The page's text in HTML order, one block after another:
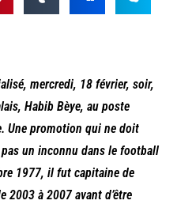
mercredi, 18 février, soir,
Habib Bèye, au poste
Une promotion qui ne doit
pas un inconnu dans le football
1977, il fut capitaine de
2003 à 2007 avant d’être